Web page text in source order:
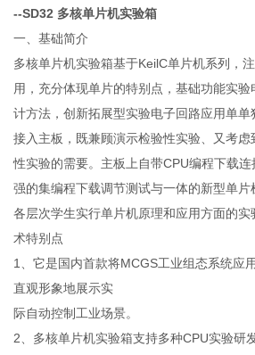
--SD32 多核单片机实验箱
一、基础简介
多核单片机实验箱基于KeilC单片机系列，
用，充分体现单片的特别点，基础功能实
计方法，创新拓展型实验电子回路应用单单
接入主板，既兼顾演示检验性实验、又考
性实验的需要。主板上自带CPU编程下载
强的集编程下载调节测试与一体的新型单
各层次学生实行单片机原理和应用方面的实
术特别点
1、它是国内首款将MCGS工业组态系统应
直观形象地展示实
际自动控制工业场景。
2、多核单片机实验箱支持多种CPU实验研